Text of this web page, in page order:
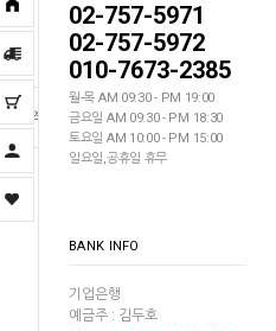
02-757-5971
02-757-5972
010-7673-2385
월-목 AM 09:30 - PM 19:00
금요일 AM 09:30 - PM 18:30
토요일 AM 10:00 - PM 15:00
일요일,공휴일 휴무
BANK INFO
기업은행
예금주 : 김두호
가격순 이름순